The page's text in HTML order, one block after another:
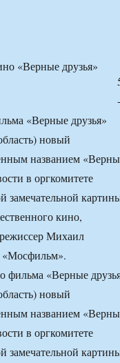
«Верные друзья»
новый
названием
в оргкомитете
замечательной
кино,
Михаил
«Мосфильм».
фильма «Верные
новый
названием
в оргкомитете
замечательной